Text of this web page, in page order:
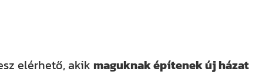
elérhető, akik maguknak építenek új házat